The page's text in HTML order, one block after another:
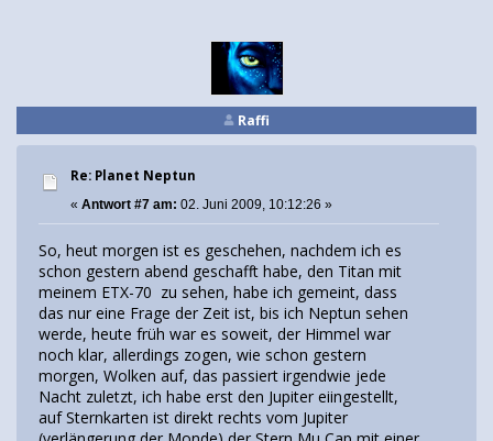
Raffi
Re: Planet Neptun
« Antwort #7 am: 02. Juni 2009, 10:12:26 »
So, heut morgen ist es geschehen, nachdem ich es
schon gestern abend geschafft habe, den Titan mit
meinem ETX-70 zu sehen, habe ich gemeint, dass
das nur eine Frage der Zeit ist, bis ich Neptun sehen
werde, heute früh war es soweit, der Himmel war
noch klar, allerdings zogen, wie schon gestern
morgen, Wolken auf, das passiert irgendwie jede
Nacht zuletzt, ich habe erst den Jupiter eiingestellt,
auf Sternkarten ist direkt rechts vom Jupiter